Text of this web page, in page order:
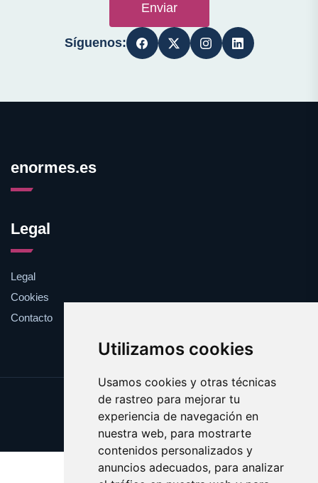
Utilizamos cookies
Usamos cookies y otras técnicas
de rastreo para mejorar tu
experiencia de navegación en
nuestra web, para mostrarte
contenidos personalizados y
anuncios adecuados, para analizar
Enviar
Síguenos:
enormes.es
Legal
Legal
Cookies
Contacto
Update cookies preferences
Copyright © 2025 enormes.es